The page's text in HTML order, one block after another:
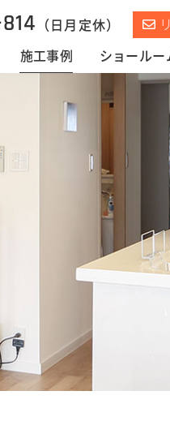
（日月定休）
施工事例 ショールー